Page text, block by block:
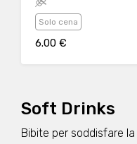
Solo cena
6.00 €
Soft Drinks
Bibite per soddisfare